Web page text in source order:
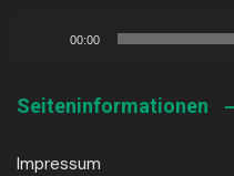
00:00
Seiteninformationen
Impressum